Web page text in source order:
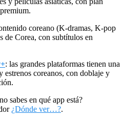
coreano (K-dramas, K-pop
de Corea, con subtítulos en
: las grandes plataformas tienen una
estrenos coreanos, con doblaje y
sabes en qué app está?
¿Dónde ver…?.